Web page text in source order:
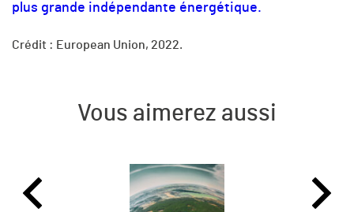
plus grande indépendante énergétique.
Crédit : European Union, 2022.
Vous aimerez aussi